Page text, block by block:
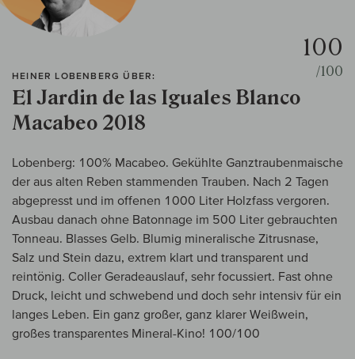
HEINER LOBENBERG ÜBER:
El Jardin de las Iguales Blanco
Macabeo 2018
100
/100
Lobenberg: 100% Macabeo. Gekühlte Ganztraubenmaische
der aus alten Reben stammenden Trauben. Nach 2 Tagen
abgepresst und im offenen 1000 Liter Holzfass vergoren.
Ausbau danach ohne Batonnage im 500 Liter gebrauchten
Tonneau. Blasses Gelb. Blumig mineralische Zitrusnase,
Salz und Stein dazu, extrem klart und transparent und
reintönig. Coller Geradeauslauf, sehr focussiert. Fast ohne
Druck, leicht und schwebend und doch sehr intensiv für ein
langes Leben. Ein ganz großer, ganz klarer Weißwein,
großes transparentes Mineral-Kino! 100/100